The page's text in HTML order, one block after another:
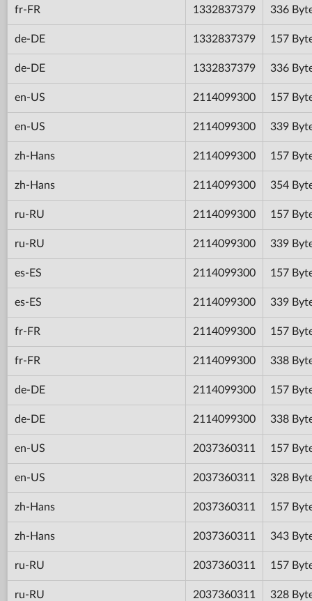
fr-FR 1332837379 336
de-DE 1332837379 157
de-DE 1332837379 336
en-US 2114099300 157
en-US 2114099300 339
zh-Hans 2114099300 157
zh-Hans 2114099300 354
ru-RU 2114099300 157
ru-RU 2114099300 339
es-ES 2114099300 157
es-ES 2114099300 339
fr-FR 2114099300 157
fr-FR 2114099300 338
de-DE 2114099300 157
de-DE 2114099300 338
en-US 2037360311 157
en-US 2037360311 328
zh-Hans 2037360311 157
zh-Hans 2037360311 343
ru-RU 2037360311 157
ru-RU 2037360311 328